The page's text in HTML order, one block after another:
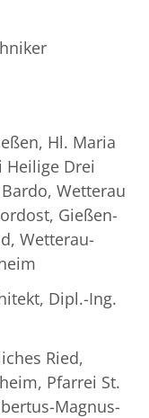
Hl. Maria
Heilige Drei
Wetterau
Gießen-
Wetterau-
Dipl.-Ing.
Ried,
Pfarrei St.
Magnus-